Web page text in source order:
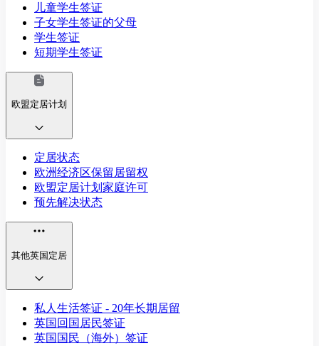
儿童学生签证
子女学生签证的父母
学生签证
短期学生签证
欧盟定居计划
定居状态
欧洲经济区保留居留权
欧盟定居计划家庭许可
预先解决状态
其他英国定居
私人生活签证 - 20年长期居留
英国回国居民签证
英国国民（海外）签证